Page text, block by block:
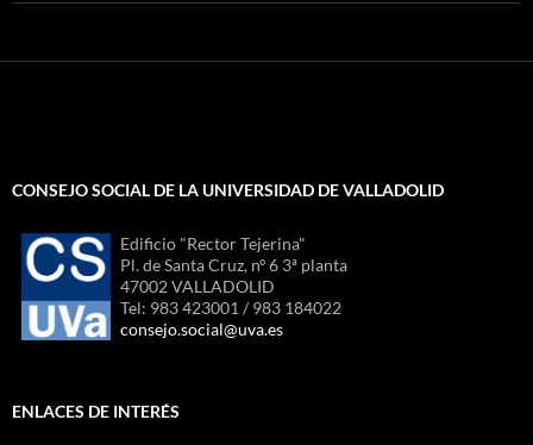
CONSEJO SOCIAL DE LA UNIVERSIDAD DE VALLADOLID
Edificio "Rector Tejerina"
Pl. de Santa Cruz, nº 6 3ª planta
47002 VALLADOLID
Tel: 983 423001 / 983 184022
consejo.social@uva.es
ENLACES DE INTERÉS